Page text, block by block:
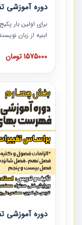
دوره آموزشی
برای اولین بار
ابنیه از زبان
ردیف ها و
دوره به صورت
دوره با کلام
مشاور در امر
همکارانی که
توصیه می کنیم از
1575000 تومان
دوره آموزشی